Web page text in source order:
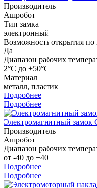
Производитель
Ашробот
Тип замка
электронный
Возможность открытия по
Да
Диапазон рабочих
2°С до +50°С
Материал
металл, пластик
Подробнее
Подробнее
Электромагнитный
Производитель
Ашробот
Диапазон рабочих
от -40 до +40
Подробнее
Подробнее